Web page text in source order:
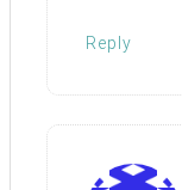
Reply